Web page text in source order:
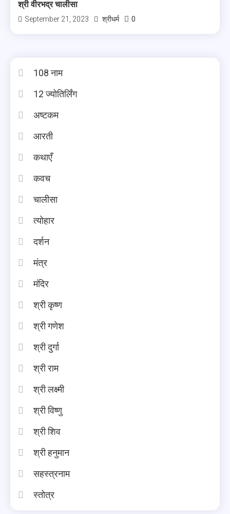
श्री वीरभद्र चालीसा
September 21, 2023 श्रीधर्म 0
108 नाम
12 ज्योतिर्लिंग
अष्टकम
आरती
कथाएँ
कवच
चालीसा
त्योहार
दर्शन
मंत्र
मंदिर
श्री कृष्ण
श्री गणेश
श्री दुर्गा
श्री राम
श्री लक्ष्मी
श्री विष्णु
श्री शिव
श्री हनुमान
सहस्त्रनाम
स्तोत्र